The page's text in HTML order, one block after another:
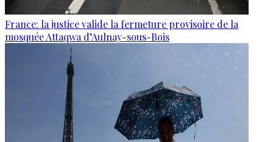
France: la justice valide la fermeture provisoire de la
mosquée Attaqwa d’Aulnay-sous-Bois